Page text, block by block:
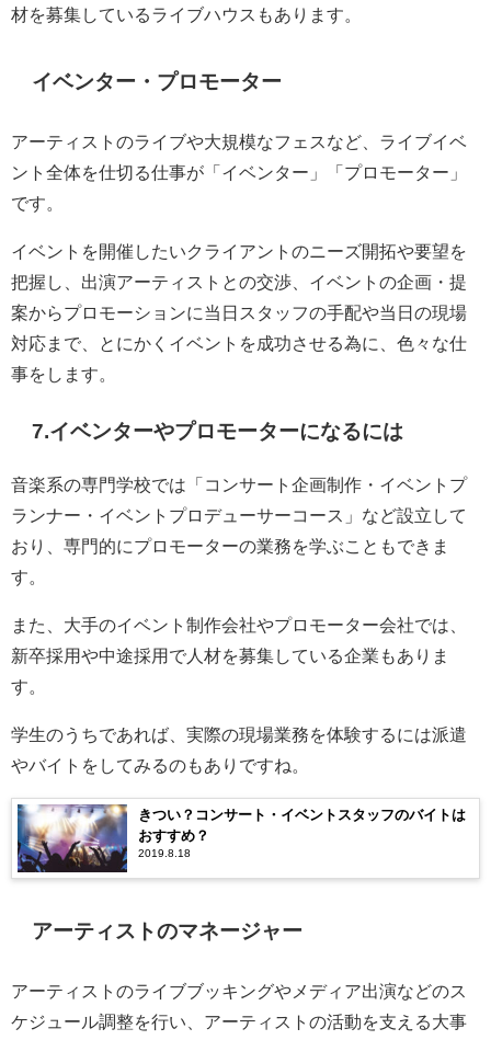
材を募集しているライブハウスもあります。
イベンター・プロモーター
アーティストのライブや大規模なフェスなど、ライブイベ
ント全体を仕切る仕事が「イベンター」「プロモーター」
です。
イベントを開催したいクライアントのニーズ開拓や要望を
把握し、出演アーティストとの交渉、イベントの企画・提
案からプロモーションに当日スタッフの手配や当日の現場
対応まで、とにかくイベントを成功させる為に、色々な仕
事をします。
7.イベンターやプロモーターになるには
音楽系の専門学校では「コンサート企画制作・イベントプ
ランナー・イベントプロデューサーコース」など設立して
おり、専門的にプロモーターの業務を学ぶこともできま
す。
また、大手のイベント制作会社やプロモーター会社では、
新卒採用や中途採用で人材を募集している企業もありま
す。
学生のうちであれば、実際の現場業務を体験するには派遣
やバイトをしてみるのもありですね。
きつい？コンサート・イベントスタッフのバイトは
おすすめ？
2019.8.18
アーティストのマネージャー
アーティストのライブブッキングやメディア出演などのス
ケジュール調整を行い、アーティストの活動を支える大事